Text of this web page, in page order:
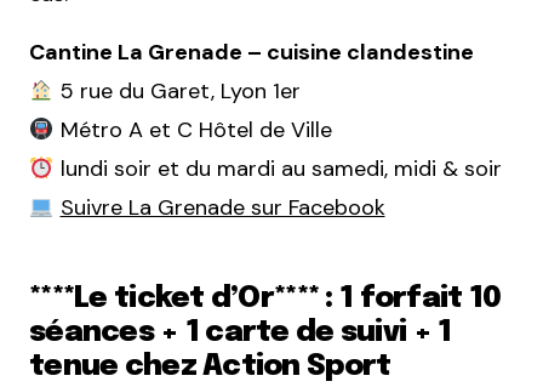
Cantine La Grenade – cuisine clandestine
5 rue du Garet, Lyon 1er
Métro A et C Hôtel de Ville
lundi soir et du mardi au samedi, midi & soir
Suivre La Grenade sur Facebook
****Le ticket d’Or**** : 1 forfait 10
séances + 1 carte de suivi + 1
tenue chez Action Sport